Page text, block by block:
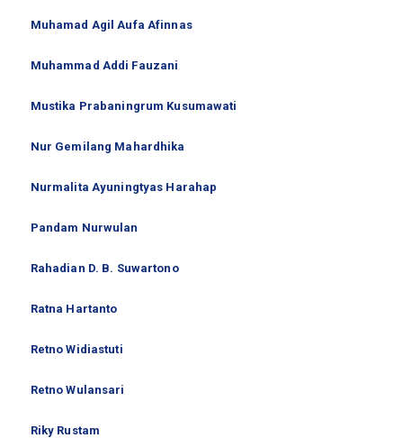
Muhamad Agil Aufa Afinnas
Muhammad Addi Fauzani
Mustika Prabaningrum Kusumawati
Nur Gemilang Mahardhika
Nurmalita Ayuningtyas Harahap
Pandam Nurwulan
Rahadian D. B. Suwartono
Ratna Hartanto
Retno Widiastuti
Retno Wulansari
Riky Rustam